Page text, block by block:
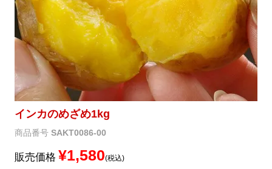
インカのめざめ1kg
商品番号 SAKT0086-00
販売価格 ¥1,580 税込